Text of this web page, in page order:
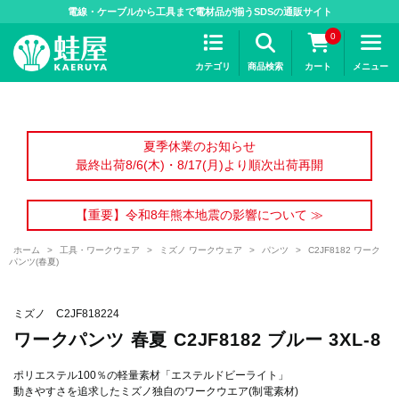
電線・ケーブルから工具まで電材品が揃うSDSの通販サイト
カテゴリ 商品検索
0
カート メニュー
夏季休業のお知らせ
最終出荷8/6(木)・8/17(月)より順次出荷再開
【重要】令和8年熊本地震の影響について ≫
ホーム > 工具・ワークウェア > ミズノ ワークウェア > パンツ >
C2JF8182 ワーク
パンツ(春夏)
ミズノ C2JF818224
ワークパンツ 春夏 C2JF8182 ブルー 3XL-8
ポリエステル100％の軽量素材「エステルドビーライト」
動きやすさを追求したミズノ独自のワークウエア(制電素材)